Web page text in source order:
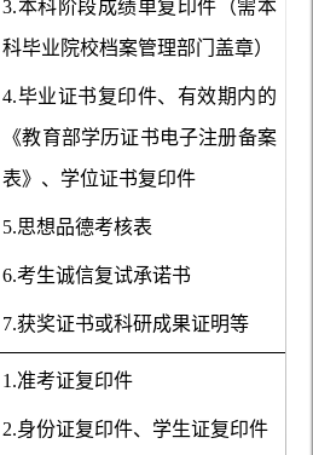
3.本科阶段成绩单复印件（需本
科毕业院校档案管理部门盖章）
4.毕业证书复印件、有效期内的
《教育部学历证书电子注册备案
表》 、学位证书复印件
5.思想品德考核表
6.考生诚信复试承诺书
7.获奖证书或科研成果证明等
1.准考证复印件
2.身份证复印件、学生证复印件